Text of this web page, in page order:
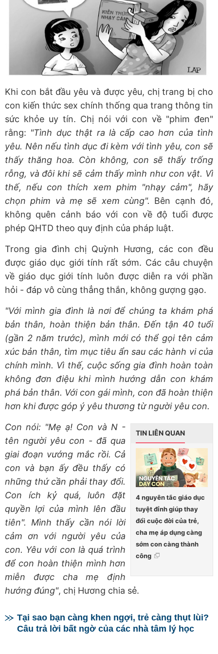
Khi con bắt đầu yêu và được yêu, chị trang bị cho
con kiến thức sex chính thống qua trang thông tin
sức khỏe uy tín. Chị nói với con về "phim đen"
rằng: "Tình dục thật ra là cấp cao hơn của tình
yêu. Nên nếu tình dục đi kèm với tình yêu, con sẽ
thấy thăng hoa. Còn không, con sẽ thấy trống
rỗng, và đôi khi sẽ cảm thấy mình như con vật. Vì
thế, nếu con thích xem phim "nhạy cảm", hãy
chọn phim và mẹ sẽ xem cùng". Bên cạnh đó,
không quên cảnh báo với con về độ tuổi được
phép QHTD theo quy định của pháp luật.
Trong gia đình chị Quỳnh Hương, các con đều
được giáo dục giới tính rất sớm. Các câu chuyện
về giáo dục giới tính luôn được diễn ra với phần
hỏi - đáp vô cùng thẳng thắn, không gượng gạo.
"Với mình gia đình là nơi để chúng ta khám phá
bản thân, hoàn thiện bản thân. Đến tận 40 tuổi
(gần 2 năm trước), mình mới có thể gọi tên cảm
xúc bản thân, tìm mục tiêu ẩn sau các hành vi của
chính mình. Vì thế, cuộc sống gia đình hoàn toàn
không đơn điệu khi mình hướng dẫn con khám
phá bản thân. Với con gái mình, con đã hoàn thiện
hơn khi được góp ý yêu thương từ người yêu con.
TIN LIÊN QUAN
4 nguyên tắc giáo dục
tuyệt đỉnh giúp thay
đổi cuộc đời của trẻ,
cha mẹ áp dụng càng
sớm con càng thành
công
Con nói: "Mẹ ạ! Con và N -
tên người yêu con - đã qua
giai đoạn vướng mắc rồi. Cả
con và bạn ấy đều thấy có
những thứ cần phải thay đổi.
Con ích kỷ quá, luôn đặt
quyền lợi của mình lên đầu
tiên". Mình thấy cần nói lời
cảm ơn với người yêu của
con. Yêu với con là quá trình
để con hoàn thiện mình hơn
miễn được cha mẹ định
hướng đúng", chị Hương chia sẻ.
Tại sao bạn càng khen ngợi, trẻ càng thụt lùi?
Câu trả lời bất ngờ của các nhà tâm lý học